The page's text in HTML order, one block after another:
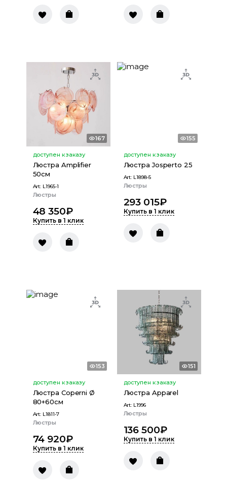
167
доступен к заказу
Люстра Amplifier
50см
Art: L1965-1
Люстры
48 350₽
Купить в 1 клик
155
доступен к заказу
Люстра Josperto 25
Art: L1898-5
Люстры
293 015₽
Купить в 1 клик
153
доступен к заказу
Люстра Coperni Ø
80+60см
Art: L1811-7
Люстры
74 920₽
Купить в 1 клик
151
доступен к заказу
Люстра Apparel
Art: L1996
Люстры
136 500₽
Купить в 1 клик